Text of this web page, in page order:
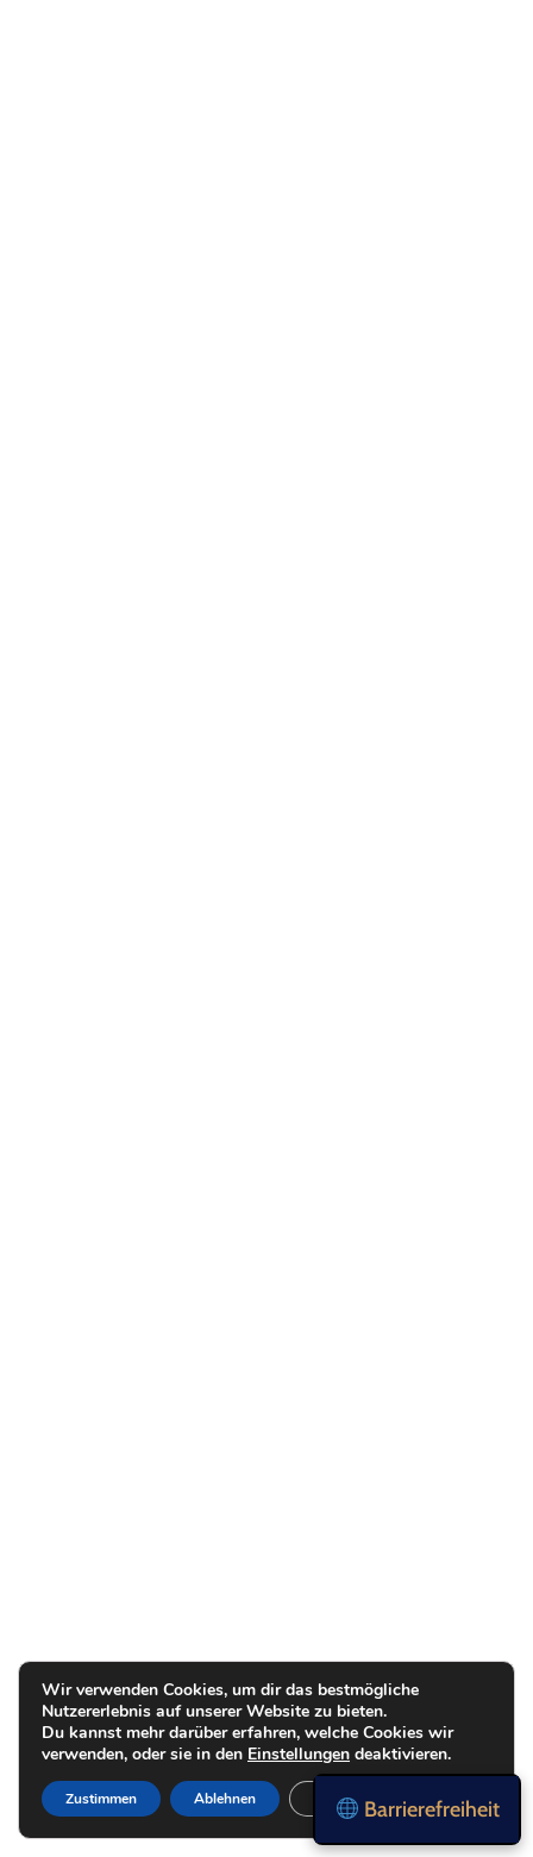
Barrierefreiheit
Wir verwenden Cookies, um dir das bestmögliche
Nutzererlebnis auf unserer Website zu bieten.
Du kannst mehr darüber erfahren, welche Cookies wir
verwenden, oder sie in den Einstellungen deaktivieren.
Zustimmen Ablehnen Einstellungen